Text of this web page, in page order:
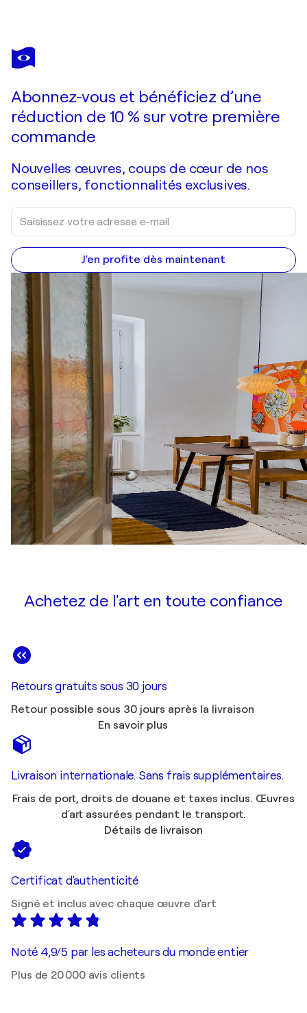
JULES PASCIN
Issy-les-Moulineaux
Abonnez-vous et bénéficiez d’une
réduction de 10 % sur votre première
commande
Nouvelles œuvres, coups de cœur de nos
conseillers, fonctionnalités exclusives.
J'en profite dès maintenant
Achetez de l'art en toute confiance
Retours gratuits sous 30 jours
Retour possible sous 30 jours après la livraison
En savoir plus
Livraison internationale. Sans frais supplémentaires.
Frais de port, droits de douane et taxes inclus. Œuvres
d'art assurées pendant le transport.
Détails de livraison
Certificat d'authenticité
Signé et inclus avec chaque œuvre d'art
Noté 4,9/5 par les acheteurs du monde entier
Plus de 20 000 avis clients